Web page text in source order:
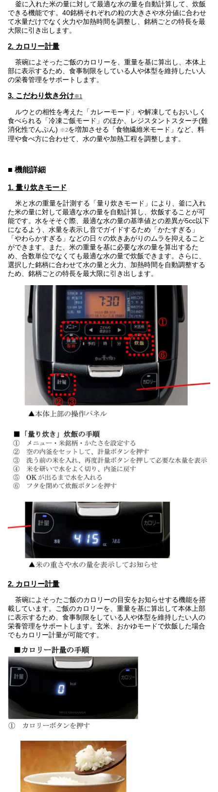
釜に入れた米の量に対して最適な水の量を自動計算して、炊飯
できる機能です。40銘柄それぞれの粒の大きさや水分値に合わせ
て水量だけでなく火力や加熱時間を調整し、銘柄ごとの特長を最
大限に引き出します。
2. カロリー計量
茶碗によそったご飯のカロリーを、重量を基に算出し、本体上
部に表示するため、食事制限をしている人や体型を維持したい人
の栄養管理をサポートします。
3. こだわり炊き分け※1
ルウとの相性を考えた「カレーモード」や解凍してもおいしく
食べられる「冷凍ご飯モード」のほか、レジスタントスターチ(難
消化性でんぷん) ※2を増加させる「食物繊維米モード」など、料
理や食べ方に合わせて、水の量や加熱工程を調整します。
■ 機能詳細
1. 量り炊きモード
米と水の重量を計測する「量り炊きモード」により、釜に入れ
た米の量に対して最適な水の量を自動計算し、炊飯することが可
能です。水をそそぐ際、最適な水の量の基準値との差異が5cc以下
になるよう、水量を表示し音でガイドするため「かたすぎる」
「やわらかすぎる」などの日々の炊きあがりのムラを抑えること
ができます。また、米の重量を基に必要な水の量を算出するた
め、合数単位でなくても最適な水の量で炊飯できます。さらに、
選択した銘柄に合わせて水の量と火力、加熱時間を自動調整する
ため、銘柄ごとの特長を最大限に引き出します。
2. カロリー計量
茶碗によそったご飯のカロリーの目安をお知らせする機能を搭
載しています。ご飯のカロリーを、重量を基に算出して本体上部
に表示するため、食事制限をしている人や体型を維持したい人の
栄養管理をサポートします。玄米、おかゆモードで炊飯した場合
でもカロリー計量が可能です。